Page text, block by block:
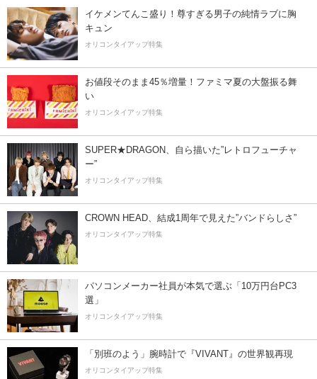
イケメンてんこ盛り！尊すぎる男子の純情ラブに胸
キュン
オリコンタイアップ特集
お値段そのまま45％増量！ファミマ夏の大盤振る舞
い
オリコンタイアップ特集
SUPER★DRAGON、自ら描いた”レトロフューチャ
ー”
オリコンタイアップ特集
CROWN HEAD、結成1周年で見えた”バンドらしさ”
オリコンタイアップ特集
パソコンメーカー社員が本気で選ぶ「10万円台PC3
選」
オリコンタイアップ特集
「別班のよう」腕時計で『VIVANT』の世界観再現
オリコンタイアップ特集